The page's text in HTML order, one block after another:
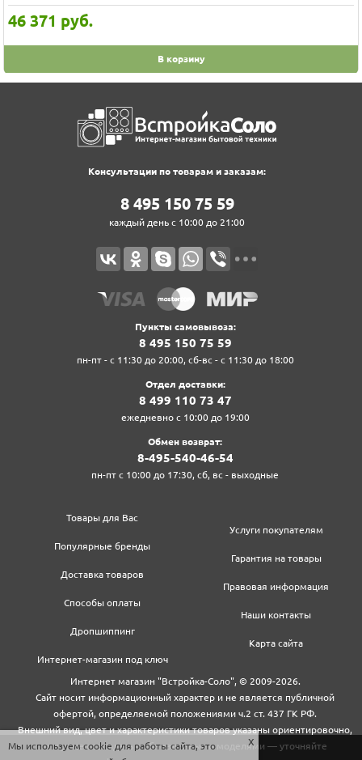
4 268руб.
В корзину
Консультации по товарам и заказам:
8‍ 4‍9‍5‍ 1‍5‍0‍ 7‍5‍ 5‍9‍
каждый день с 10:00 до 21:00
Пункты самовывоза:
8‍ 4‍9‍5‍ 1‍5‍0‍ 7‍5‍ 5‍9‍
пн-пт - с 11:30 до 20:00, сб-вс - с 11:30 до 18:00
Отдел доставки:
8‍ 4‍9‍9‍ 1‍1‍0‍ 7‍3‍ 4‍7‍
ежедневно с 10:00 до 19:00
Обмен возврат:
8‍-4‍9‍5‍-5‍4‍0‍-4‍6‍-5‍4‍
пн-пт с 10:00 до 17:30, сб, вс - выходные
Товары для Вас
Популярные бренды
Доставка товаров
Способы оплаты
Дропшиппинг
Интернет-магазин под ключ
Услуги покупателям
Гарантия на товары
Правовая информация
Наши контакты
Карта сайта
Интернет магазин "Встройка-Соло", © 2009-2026.
Сайт носит информационный характер и не является публичной
офертой, определяемой положениями ч.2 ст. 437 ГК РФ.
Внешний вид, цвет и характеристики товаров указаны ориентировочно,
могут не совпадать с обновленными моделями — уточняйте
Мы используем cookie для работы сайта, это